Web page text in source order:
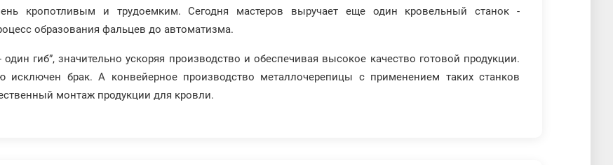
кропотливым и трудоемким. Сегодня мастеров выручает еще один кровельный станок -
образования фальцев до автоматизма.
гиб”, значительно ускоряя производство и обеспечивая высокое качество готовой продукции.
исключен брак. А конвейерное производство металлочерепицы с применением таких станков
монтаж продукции для кровли.